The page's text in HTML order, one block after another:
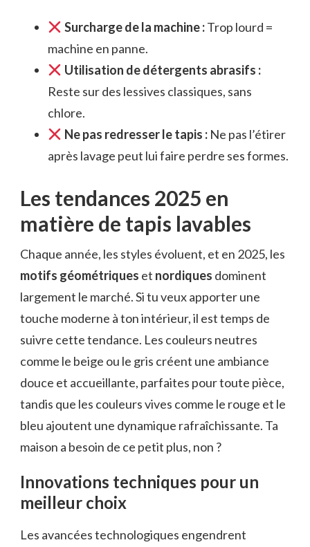
Surcharge de la machine :Trop lourd =
machine en panne.
Utilisation de détergents abrasifs :
Reste sur des lessives classiques, sans
chlore.
Ne pas redresser le tapis :Ne pas l’étirer
après lavage peut lui faire perdre ses formes.
Les tendances 2025 en
matière de tapis lavables
Chaque année, les styles évoluent, et en 2025, les
motifs géométriques et nordiques dominent
largement le marché. Si tu veux apporter une
touche moderne à ton intérieur, il est temps de
suivre cette tendance. Les couleurs neutres
comme le beige ou le gris créent une ambiance
douce et accueillante, parfaites pour toute pièce,
tandis que les couleurs vives comme le rouge et le
bleu ajoutent une dynamique rafraîchissante. Ta
maison a besoin de ce petit plus, non ?
Innovations techniques pour un
meilleur choix
Les avancées technologiques engendrent